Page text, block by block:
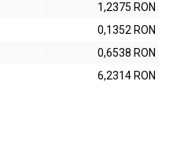
1,2375 RON
0,1352 RON
0,6538 RON
6,2314 RON